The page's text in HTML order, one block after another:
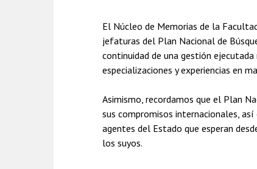
El Núcleo de Memorias de la
jefaturas del Plan Nacional de
continuidad de una gestión
especializaciones y experiencias en
Asimismo, recordamos que el Plan
sus compromisos internacionales,
agentes del Estado que esperan
los suyos.